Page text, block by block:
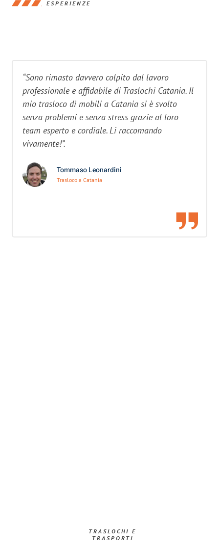
ESPERIENZE
“Sono rimasto davvero colpito dal lavoro
professionale e affidabile di Traslochi Catania. Il
mio trasloco di mobili a Catania si è svolto
senza problemi e senza stress grazie al loro
team esperto e cordiale. Li raccomando
vivamente!”.
Tommaso Leonardini
Trasloco a Catania
TRASLOCHI E
TRASPORTI​